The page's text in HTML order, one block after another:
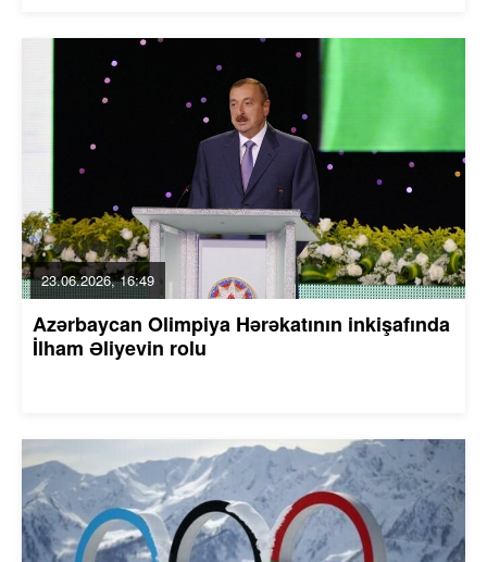
23.06.2026, 16:49
Azərbaycan Olimpiya Hərəkatının inkişafında
İlham Əliyevin rolu